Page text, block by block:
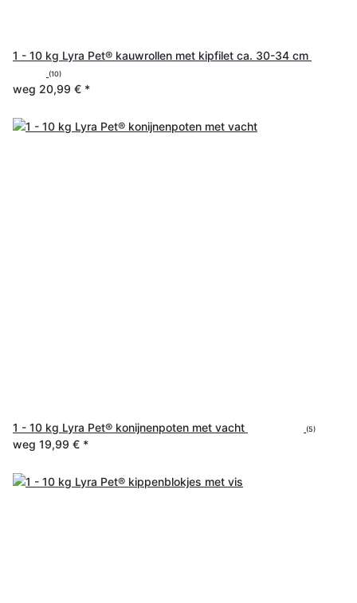
1 - 10 kg Lyra Pet® kauwrollen met kipfilet ca. 30-34 cm
(10)
weg 20,99 € *
1 - 10 kg Lyra Pet® konijnenpoten met vacht (5)
weg 19,99 € *